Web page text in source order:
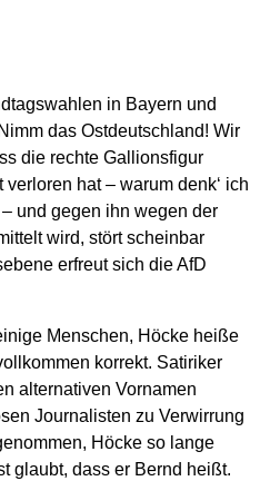
in Bayern und
das Ostdeutschland! Wir
die rechte Gallionsfigur
hat – warum denk‘ ich
und gegen ihn wegen der
wird, stört scheinbar
erfreut sich die AfD
Menschen, Höcke heiße
korrekt. Satiriker
alternativen Vornamen
Journalisten zu Verwirrung
Höcke so lange
glaubt, dass er Bernd heißt.